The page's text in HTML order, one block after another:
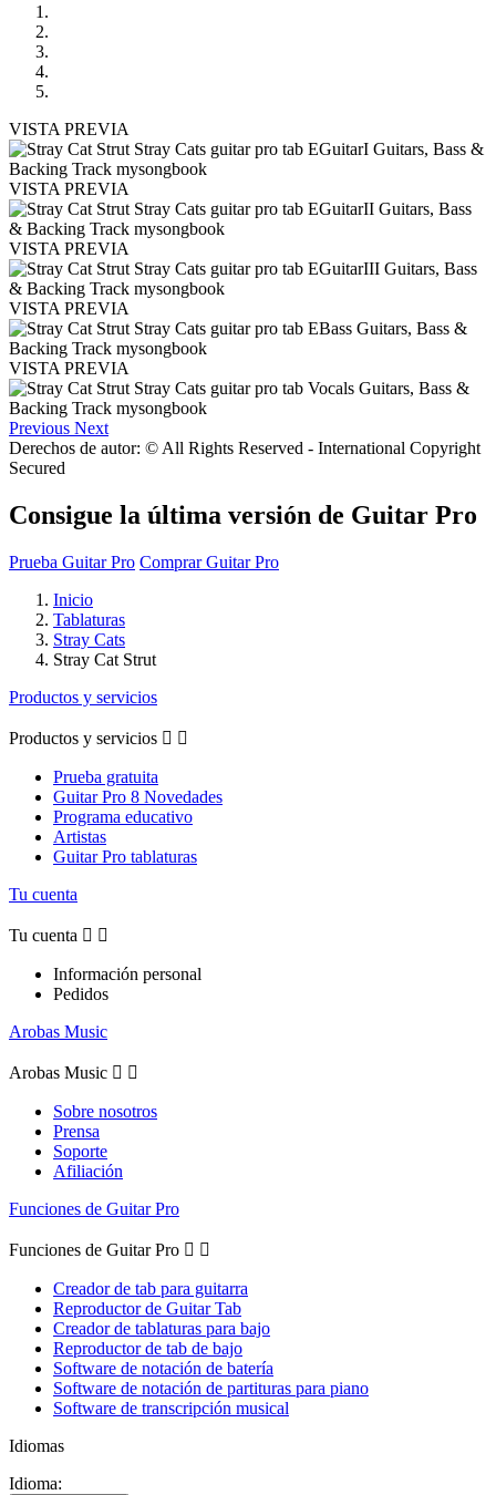
VISTA PREVIA
VISTA PREVIA
VISTA PREVIA
VISTA PREVIA
VISTA PREVIA
Previous Next
Derechos de autor: © All Rights Reserved - International Copyright
Secured
Consigue la última versión de Guitar Pro
Prueba Guitar Pro Comprar Guitar Pro
Inicio
Tablaturas
Stray Cats
Stray Cat Strut
Productos y servicios
Productos y servicios  
Prueba gratuita
Guitar Pro 8 Novedades
Programa educativo
Artistas
Guitar Pro tablaturas
Tu cuenta
Tu cuenta  
Información personal
Pedidos
Arobas Music
Arobas Music  
Sobre nosotros
Prensa
Soporte
Afiliación
Funciones de Guitar Pro
Funciones de Guitar Pro  
Creador de tab para guitarra
Reproductor de Guitar Tab
Creador de tablaturas para bajo
Reproductor de tab de bajo
Software de notación de batería
Software de notación de partituras para piano
Software de transcripción musical
Idiomas
Idioma: